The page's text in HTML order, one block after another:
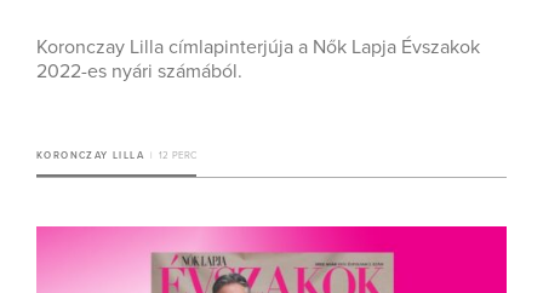
Koronczay Lilla címlapinterjúja a Nők Lapja Évszakok
2022-es nyári számából.
KORONCZAY LILLA 12 PERC